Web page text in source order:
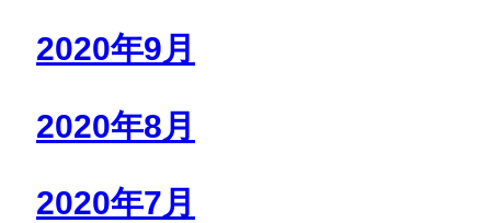
2020年9月
2020年8月
2020年7月